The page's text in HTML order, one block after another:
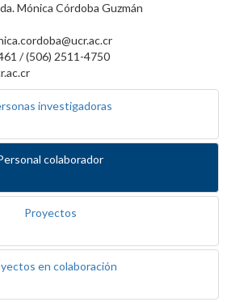
Mónica Córdoba Guzmán
/ (506) 2511-4750
investigadoras
colaborador
Proyectos
en colaboración